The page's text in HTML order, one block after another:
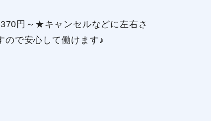
円～★キャンセルなどに左右さ
ので安心して働けます♪